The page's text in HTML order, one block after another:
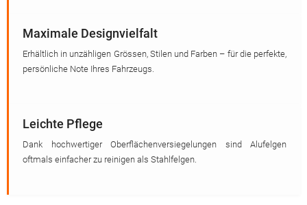
Maximale Designvielfalt
Erhältlich in unzähligen Grössen, Stilen und Farben – für die perfekte,
persönliche Note Ihres Fahrzeugs.
Leichte Pflege
Dank hochwertiger Oberflächenversiegelungen sind Alufelgen
oftmals einfacher zu reinigen als Stahlfelgen.